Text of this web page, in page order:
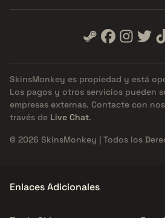
SkinsMonkey es propiedad y está
Los pagos y otros servicios pueden
empresas externas. Contacte con
través de Live Chat.
© 2026 SkinsMonkey | Todos los
Enlaces Adicionales